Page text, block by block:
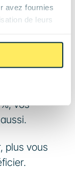
avez fournies
de leurs
vos
plus vous